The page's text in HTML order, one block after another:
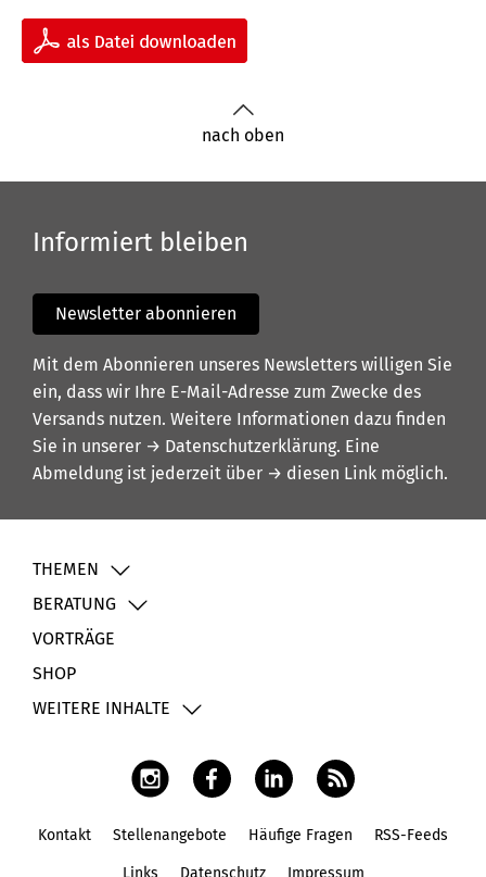
nach oben
Informiert bleiben
Newsletter abonnieren
Mit dem Abonnieren unseres Newsletters willigen Sie
ein, dass wir Ihre E-Mail-Adresse zum Zwecke des
Versands nutzen. Weitere Informationen dazu finden
Sie in unserer → Datenschutzerklärung. Eine
Abmeldung ist jederzeit über → diesen Link möglich.
THEMEN
BERATUNG
VORTRÄGE
SHOP
WEITERE INHALTE
Kontakt Stellenangebote Häufige Fragen RSS-Feeds